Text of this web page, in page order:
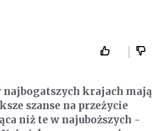
najbogatszych krajach mają
szanse na przeżycie
niż te w najuboższych -